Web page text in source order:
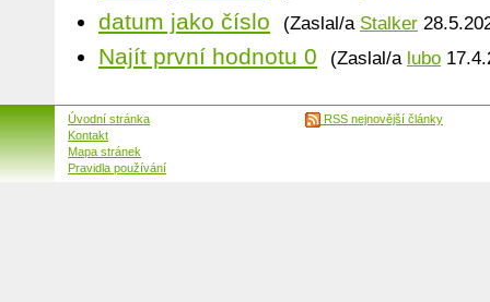
datum jako číslo (Zaslal/a Stalker
Najít první hodnotu 0 (Zaslal/a lubo
Úvodní stránka
Kontakt
Mapa stránek
Pravidla používání
RSS nejnovější články